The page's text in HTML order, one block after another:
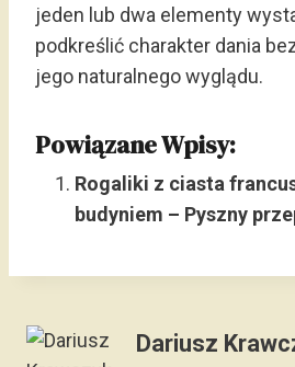
jeden lub dwa elementy
podkreślić charakter dania
jego naturalnego wyglądu.
Powiązane Wpisy:
Rogaliki z ciasta
budyniem – Pyszny
Dariusz